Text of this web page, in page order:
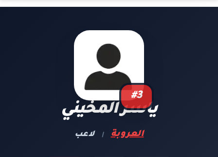
#3
ياسر المخيني
العروبة | لاعب